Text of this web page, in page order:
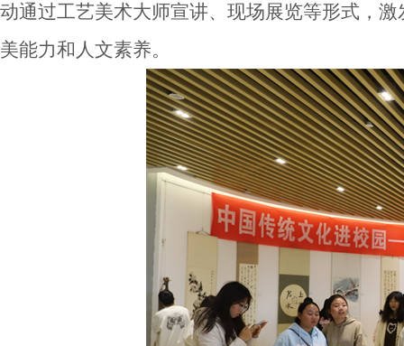
动通过工艺美术大师宣讲、现场展览等形式，
美能力和人文素养。